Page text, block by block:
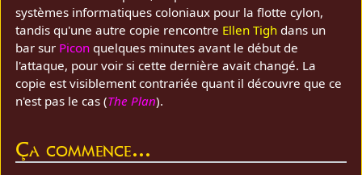
systèmes informatiques coloniaux pour la flotte cylon,
tandis qu'une autre copie rencontre Ellen Tigh dans un
bar sur Picon quelques minutes avant le début de
l'attaque, pour voir si cette dernière avait changé. La
copie est visiblement contrariée quant il découvre que ce
n'est pas le cas (The Plan).
Ça commence...